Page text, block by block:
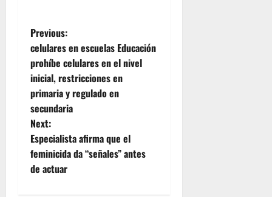
P
o
s
t
n
a
Previous:
celulares en escuelas Educación
prohíbe celulares en el nivel
inicial, restricciones en
primaria y regulado en
secundaria
Next:
Especialista afirma que el
feminicida da “señales” antes
de actuar